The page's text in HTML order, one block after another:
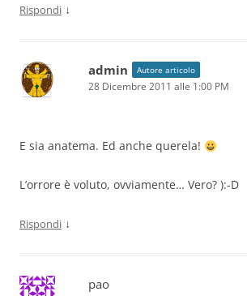
Rispondi ↓
admin Autore articolo
28 Dicembre 2011 alle 1:00 PM
E sia anatema. Ed anche querela!
L’orrore è voluto, ovviamente… Vero? ):-D
Rispondi ↓
pao